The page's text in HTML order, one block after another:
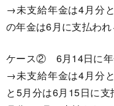
→未支給年金は4月分
の年金は6月に支払われ
ケース② 6月14日に年
→未支給年金は4月分
と5月分は6月15日に